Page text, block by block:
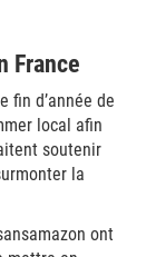
France
fin d’année de
local afin
soutenir
la
ont